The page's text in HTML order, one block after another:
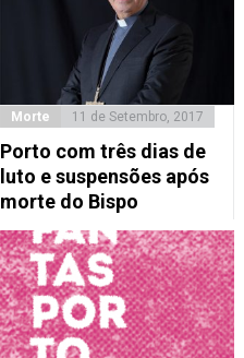
Morte 11 de Setembro, 2017
Porto com três dias de
luto e suspensões após
morte do Bispo